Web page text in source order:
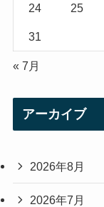
24 25
31
« 7月
アーカイブ
2026年8月
2026年7月